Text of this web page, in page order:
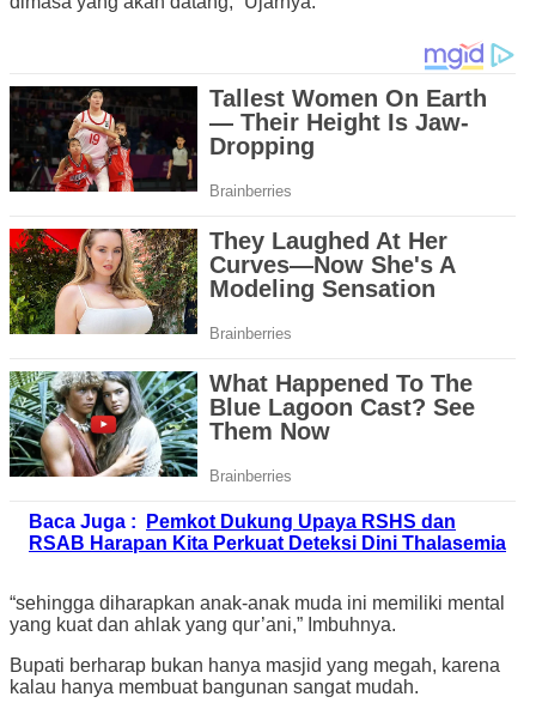
Baca Juga :
Pemkot Dukung Upaya RSHS dan
RSAB Harapan Kita Perkuat Deteksi Dini Thalasemia
“sehingga diharapkan anak-anak muda ini memiliki mental
yang kuat dan ahlak yang qur’ani,” Imbuhnya.
Bupati berharap bukan hanya masjid yang megah, karena
kalau hanya membuat bangunan sangat mudah.